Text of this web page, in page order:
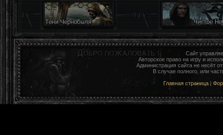
Сайт
Авторское право на игру и
Администрация сайта не несёт
В случае полного, или
Главная страница |